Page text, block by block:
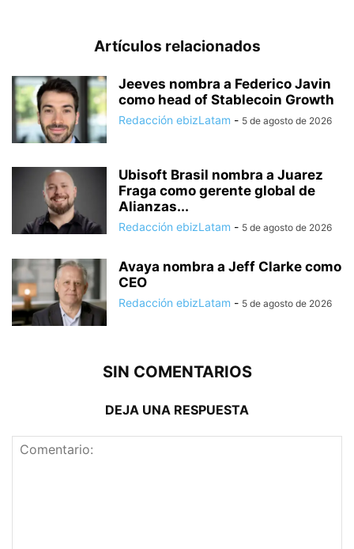
Artículos relacionados
Jeeves nombra a Federico Javin
como head of Stablecoin Growth
Redacción ebizLatam - 5 de agosto de 2026
Ubisoft Brasil nombra a Juarez
Fraga como gerente global de
Alianzas...
Redacción ebizLatam - 5 de agosto de 2026
Avaya nombra a Jeff Clarke como
CEO
Redacción ebizLatam - 5 de agosto de 2026
SIN COMENTARIOS
DEJA UNA RESPUESTA